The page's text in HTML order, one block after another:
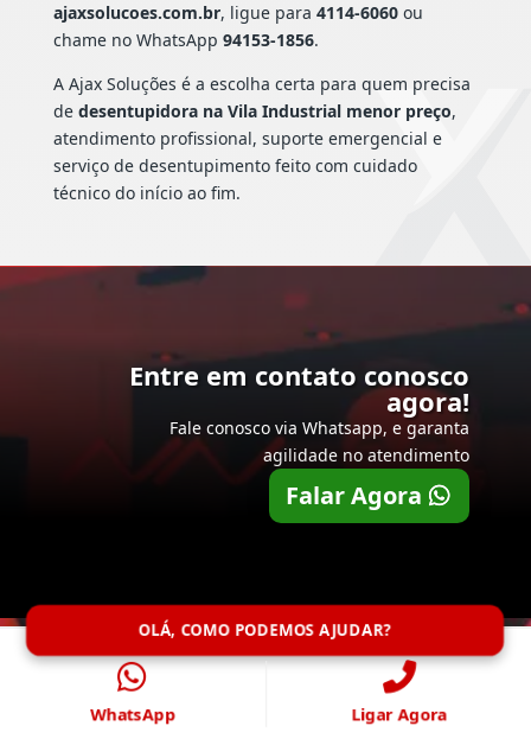
ajaxsolucoes.com.br, ligue para 4114-6060ou
chame no WhatsApp 94153-1856.
A Ajax Soluções é a escolha certa para quem precisa
de desentupidora na Vila Industrial menor preço,
atendimento profissional, suporte emergencial e
serviço de desentupimento feito com cuidado
técnico do início ao fim.
Entre em contato conosco
agora!
Fale conosco via Whatsapp, e garanta
agilidade no atendimento
Falar Agora
OLÁ, COMO PODEMOS AJUDAR?
WhatsApp Ligar Agora